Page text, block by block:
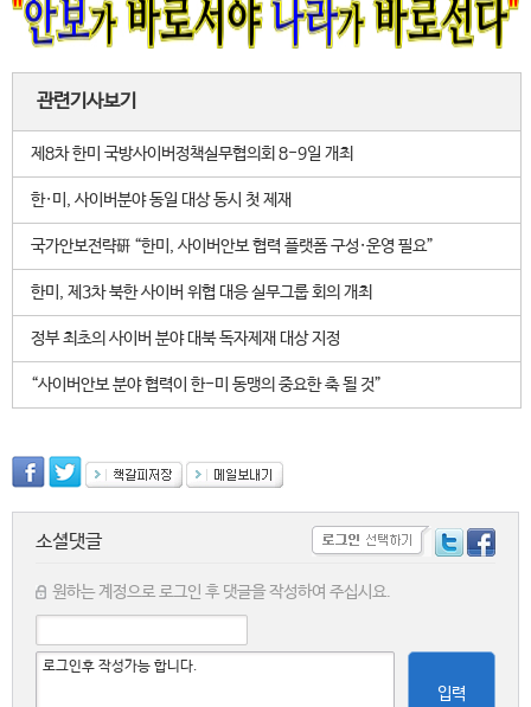
관련기사보기
제8차 한미 국방사이버정책실무협의회 8-9일 개최
한·미, 사이버분야 동일 대상 동시 첫 제재
국가안보전략硏 “한미, 사이버안보 협력 플랫폼 구성·운영 필요”
한미, 제3차 북한 사이버 위협 대응 실무그룹 회의 개최
정부 최초의 사이버 분야 대북 독자제재 대상 지정
“사이버안보 분야 협력이 한-미 동맹의 중요한 축 될 것”
소셜댓글
원하는 계정으로 로그인 후 댓글을 작성하여 주십시요.
입력